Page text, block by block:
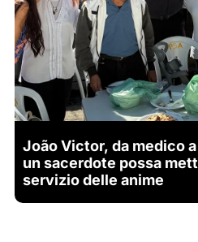
João Victor, da medico
un sacerdote possa
servizio delle anime